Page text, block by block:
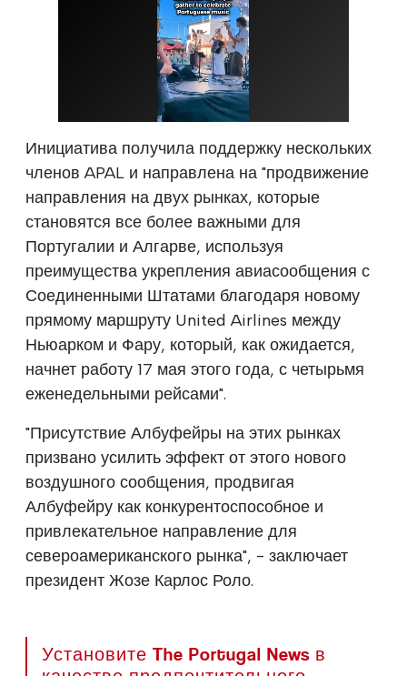
Инициатива получила поддержку нескольких
членов APAL и направлена на "продвижение
направления на двух рынках, которые
становятся все более важными для
Португалии и Алгарве, используя
преимущества укрепления авиасообщения с
Соединенными Штатами благодаря новому
прямому маршруту United Airlines между
Ньюарком и Фару, который, как ожидается,
начнет работу 17 мая этого года, с четырьмя
еженедельными рейсами".
"Присутствие Албуфейры на этих рынках
призвано усилить эффект от этого нового
воздушного сообщения, продвигая
Албуфейру как конкурентоспособное и
привлекательное направление для
североамериканского рынка", - заключает
президент Жозе Карлос Роло.
Установите The Portugal News в